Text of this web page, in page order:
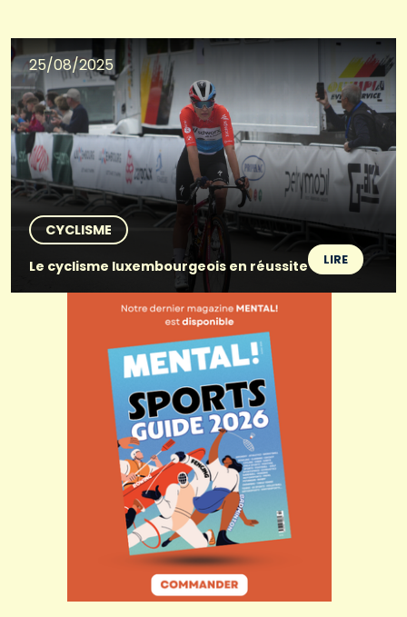
25/08/2025
CYCLISME
Le cyclisme luxembourgeois en réussite
LIRE